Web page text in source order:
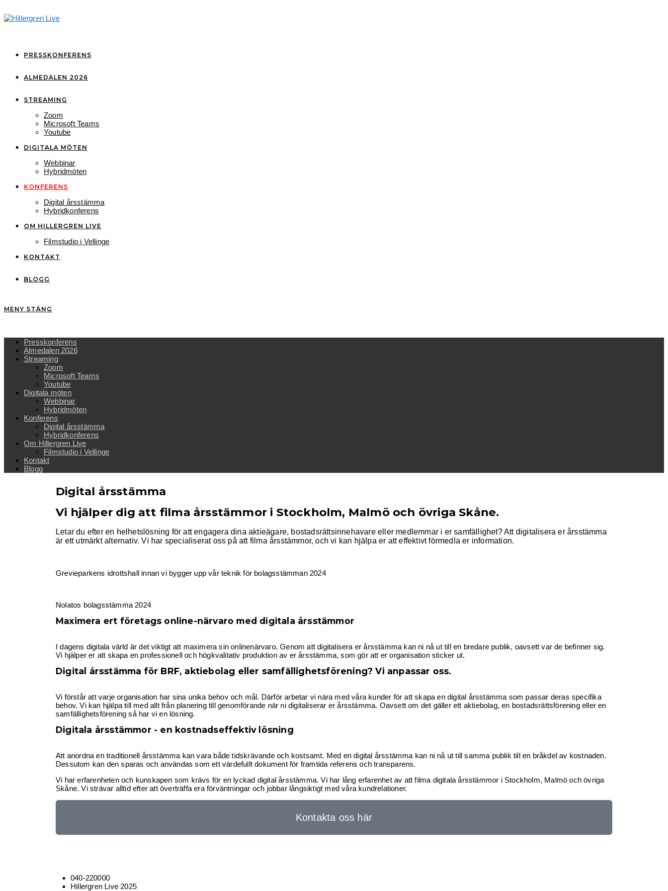
PRESSKONFERENS
ALMEDALEN 2026
STREAMING
Zoom
Microsoft Teams
Youtube
DIGITALA MÖTEN
Webbinar
Hybridmöten
KONFERENS
Digital årsstämma
Hybridkonferens
OM HILLERGREN LIVE
Filmstudio i Vellinge
KONTAKT
BLOGG
MENY STÄNG
Presskonferens
Almedalen 2026
Streaming
Zoom
Microsoft Teams
Youtube
Digitala möten
Webbinar
Hybridmöten
Konferens
Digital årsstämma
Hybridkonferens
Om Hillergren Live
Filmstudio i Vellinge
Kontakt
Blogg
Digital årsstämma
Vi hjälper dig att filma årsstämmor i Stockholm, Malmö och övriga Skåne.
Letar du efter en helhetslösning för att engagera dina aktieägare, bostadsrättsinnehavare eller medlemmar i er samfällighet? Att digitalisera er årsstämma
är ett utmärkt alternativ. Vi har specialiserat oss på att filma årsstämmor, och vi kan hjälpa er att effektivt förmedla er information.
Grevieparkens idrottshall innan vi bygger upp vår teknik för bolagsstämman 2024
Nolatos bolagsstämma 2024
Maximera ert företags online-närvaro med digitala årsstämmor
I dagens digitala värld är det viktigt att maximera sin onlinenärvaro. Genom att digitalisera er årsstämma kan ni nå ut till en bredare publik, oavsett var de befinner sig.
Vi hjälper er att skapa en professionell och högkvalitativ produktion av er årsstämma, som gör att er organisation sticker ut.
Digital årsstämma för BRF, aktiebolag eller samfällighetsförening? Vi anpassar oss.
Vi förstår att varje organisation har sina unika behov och mål. Därför arbetar vi nära med våra kunder för att skapa en digital årsstämma som passar deras specifika
behov. Vi kan hjälpa till med allt från planering till genomförande när ni digitaliserar er årsstämma. Oavsett om det gäller ett aktiebolag, en bostadsrättsförening eller en
samfällighetsförening så har vi en lösning.
Digitala årsstämmor - en kostnadseffektiv lösning
Att anordna en traditionell årsstämma kan vara både tidskrävande och kostsamt. Med en digital årsstämma kan ni nå ut till samma publik till en bråkdel av kostnaden.
Dessutom kan den sparas och användas som ett värdefullt dokument för framtida referens och transparens.
Vi har erfarenheten och kunskapen som krävs för en lyckad digital årsstämma. Vi har lång erfarenhet av att filma digitala årsstämmor i Stockholm, Malmö och övriga
Skåne. Vi strävar alltid efter att överträffa era förväntningar och jobbar långsiktigt med våra kundrelationer.
Kontakta oss här
040-220000
Hillergren Live 2025